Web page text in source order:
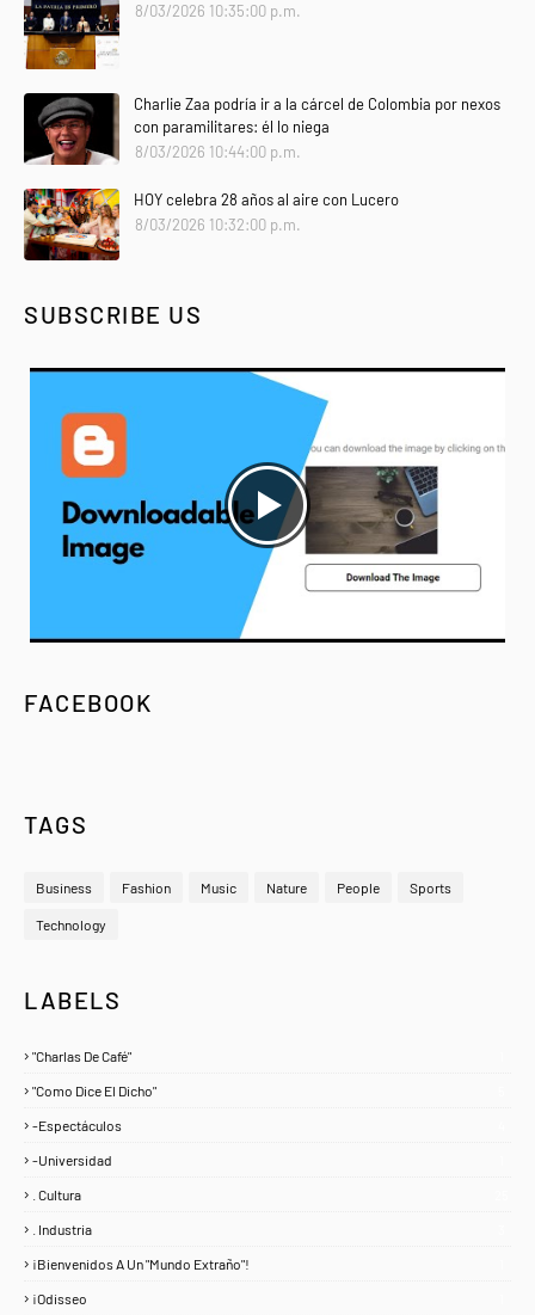
8/03/2026 10:35:00 p.m.
Charlie Zaa podría ir a la cárcel de Colombia por nexos
con paramilitares: él lo niega
8/03/2026 10:44:00 p.m.
HOY celebra 28 años al aire con Lucero
8/03/2026 10:32:00 p.m.
SUBSCRIBE US
FACEBOOK
TAGS
Business Fashion Music Nature People Sports
Technology
LABELS
"Charlas De Café"
"Como Dice El Dicho"
-Espectáculos
-Universidad
. Cultura
. Industria
¡Bienvenidos A Un "Mundo Extraño"!
¡Odisseo